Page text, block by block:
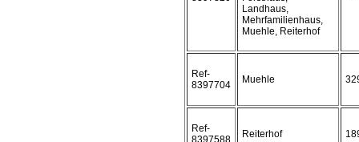
Landhaus,
Mehrfamilienhaus,
Muehle, Reiterhof
Ref-
8397704
Muehle
Ref-
8397588
Reiterhof